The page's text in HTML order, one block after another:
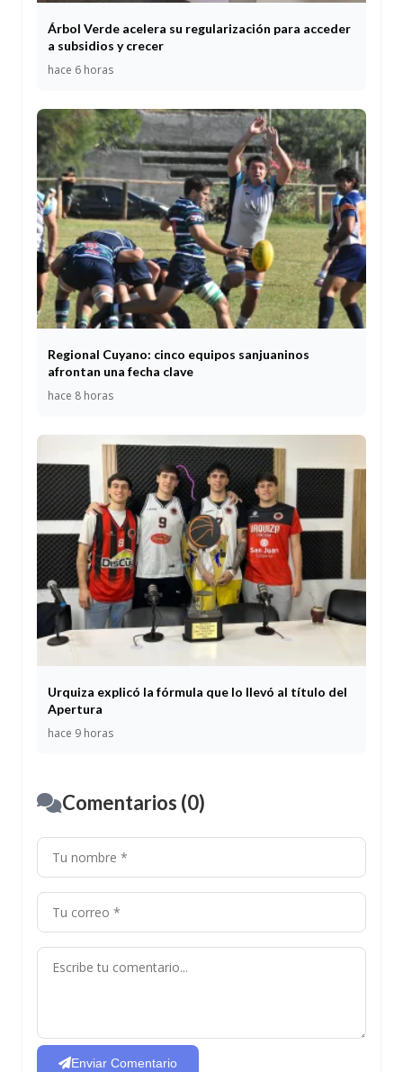
Árbol Verde acelera su regularización para acceder
a subsidios y crecer
hace 6 horas
Regional Cuyano: cinco equipos sanjuaninos
afrontan una fecha clave
hace 8 horas
Urquiza explicó la fórmula que lo llevó al título del
Apertura
hace 9 horas
Comentarios (0)
Enviar Comentario